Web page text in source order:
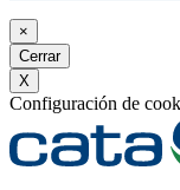
×
Cerrar
X
Configuración de